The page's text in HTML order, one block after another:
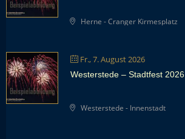
Herne - Cranger Kirmesplatz
Fr., 7. August 2026
Westerstede – Stadtfest 2026
Westerstede - Innenstadt